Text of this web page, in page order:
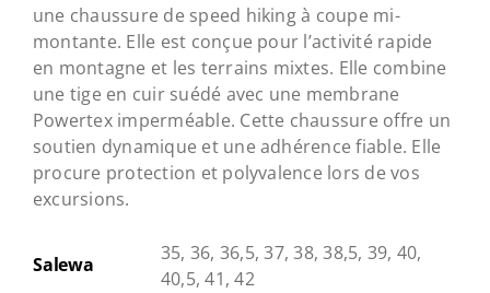
une chaussure de speed hiking à coupe mi-
montante. Elle est conçue pour l’activité rapide
en montagne et les terrains mixtes. Elle combine
une tige en cuir suédé avec une membrane
Powertex imperméable. Cette chaussure offre un
soutien dynamique et une adhérence fiable. Elle
procure protection et polyvalence lors de vos
excursions.
Salewa
35, 36, 36,5, 37, 38, 38,5, 39, 40,
40,5, 41, 42